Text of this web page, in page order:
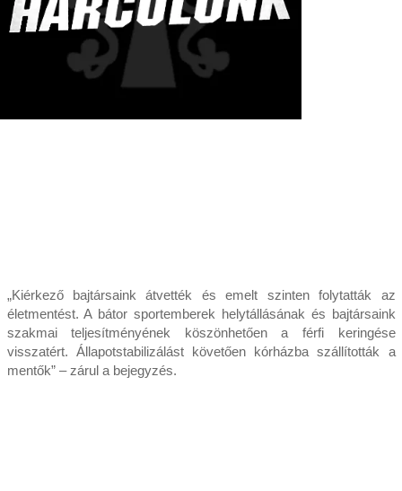
„Kiérkező bajtársaink átvették és emelt szinten folytatták az
életmentést. A bátor sportemberek helytállásának és bajtársaink
szakmai teljesítményének köszönhetően a férfi keringése
visszatért. Állapotstabilizálást követően kórházba szállították a
mentők” – zárul a bejegyzés.